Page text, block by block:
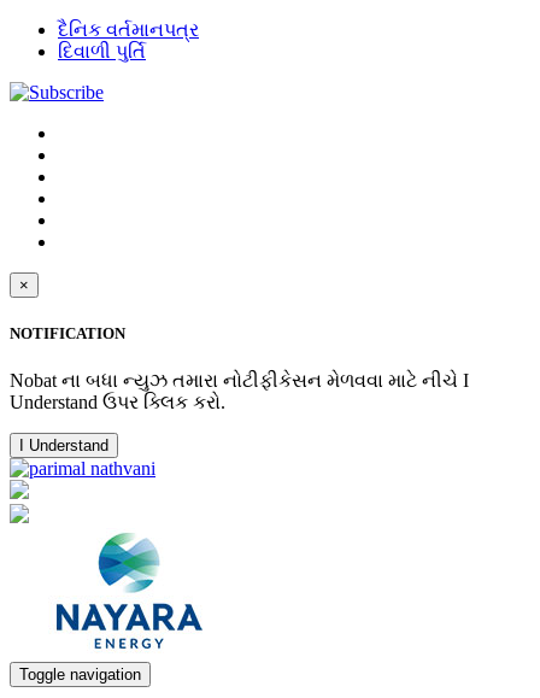
દૈનિક વર્તમાનપત્ર
દિવાળી પુર્તિ
×
NOTIFICATION
Nobat ના બધા ન્યુઝ તમારા નોટીફીકેસન મેળવવા માટે નીચે I
Understand ઉપર ક્લિક કરો.
I Understand
Toggle navigation